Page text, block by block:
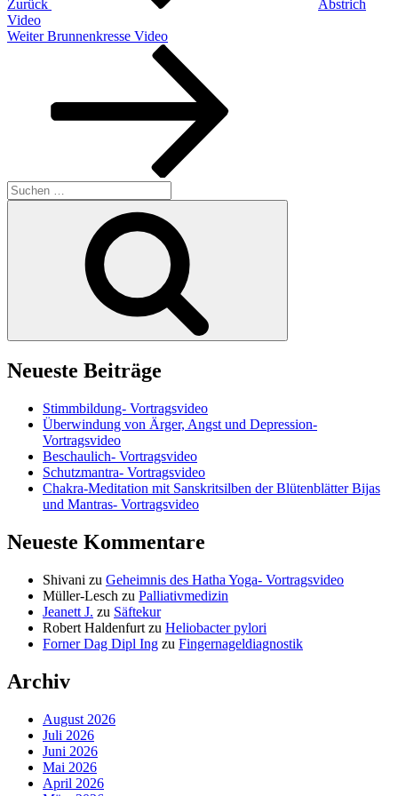
Zurück
Abstrich
Video
Nächster
Weiter Brunnenkresse Video
Suchen
nach:
Neueste Beiträge
Stimmbildung- Vortragsvideo
Überwindung von Ärger, Angst und Depression-
Vortragsvideo
Beschaulich- Vortragsvideo
Schutzmantra- Vortragsvideo
Chakra-Meditation mit Sanskritsilben der Blütenblätter Bijas
und Mantras- Vortragsvideo
Neueste Kommentare
Shivani zu Geheimnis des Hatha Yoga- Vortragsvideo
Müller-Lesch zu Palliativmedizin
Jeanett J. zu Säftekur
Robert Haldenfurt zu Heliobacter pylori
Forner Dag Dipl Ing zu Fingernageldiagnostik
Archiv
August 2026
Juli 2026
Juni 2026
Mai 2026
April 2026